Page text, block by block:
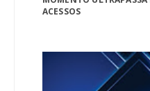
ACESSOS